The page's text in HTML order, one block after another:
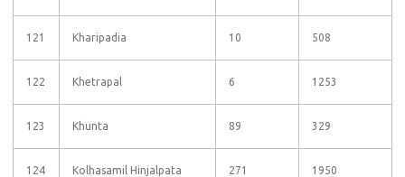
121 Kharipadia 10 508
122 Khetrapal 6 1253
123 Khunta 89 329
124 Kolhasamil Hinjalpata 271 1950